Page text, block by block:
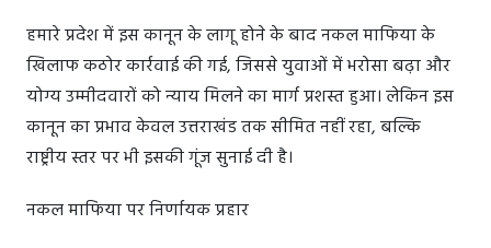
हमारे प्रदेश में इस कानून के लागू होने के बाद नकल माफिया के
खिलाफ कठोर कार्रवाई की गई, जिससे युवाओं में भरोसा बढ़ा और
योग्य उम्मीदवारों को न्याय मिलने का मार्ग प्रशस्त हुआ। लेकिन इस
कानून का प्रभाव केवल उत्तराखंड तक सीमित नहीं रहा, बल्कि
राष्ट्रीय स्तर पर भी इसकी गूंज सुनाई दी है।
नकल माफिया पर निर्णायक प्रहार